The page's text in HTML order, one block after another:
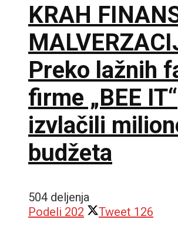
KRAH
Preko lažnih
firme „BEE IT“
izvlačili
budžeta
504 deljenja
Podeli 202 Tweet 126